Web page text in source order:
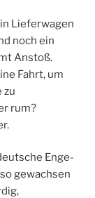
Lieferwagen
noch ein
Anstoß.
Fahrt, um
zu
rum?
Enge-
gewachsen